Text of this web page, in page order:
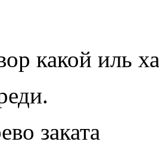
какой иль
заката